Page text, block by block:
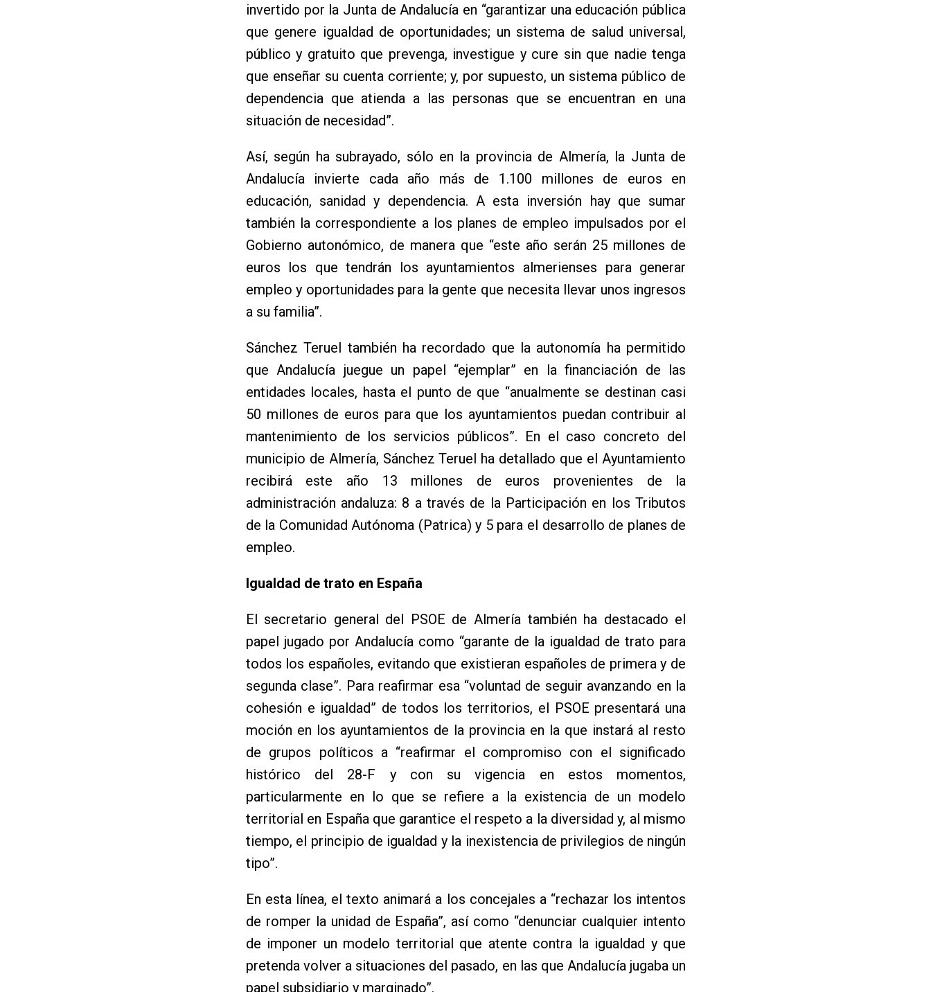
invertido por la Junta de Andalucía en “garantizar una educación pública
que genere igualdad de oportunidades; un sistema de salud universal,
público y gratuito que prevenga, investigue y cure sin que nadie tenga
que enseñar su cuenta corriente; y, por supuesto, un sistema público de
dependencia que atienda a las personas que se encuentran en una
situación de necesidad”.
Así, según ha subrayado, sólo en la provincia de Almería, la Junta de
Andalucía invierte cada año más de 1.100 millones de euros en
educación, sanidad y dependencia. A esta inversión hay que sumar
también la correspondiente a los planes de empleo impulsados por el
Gobierno autonómico, de manera que “este año serán 25 millones de
euros los que tendrán los ayuntamientos almerienses para generar
empleo y oportunidades para la gente que necesita llevar unos ingresos
a su familia”.
Sánchez Teruel también ha recordado que la autonomía ha permitido
que Andalucía juegue un papel “ejemplar” en la financiación de las
entidades locales, hasta el punto de que “anualmente se destinan casi
50 millones de euros para que los ayuntamientos puedan contribuir al
mantenimiento de los servicios públicos”. En el caso concreto del
municipio de Almería, Sánchez Teruel ha detallado que el Ayuntamiento
recibirá este año 13 millones de euros provenientes de la
administración andaluza: 8 a través de la Participación en los Tributos
de la Comunidad Autónoma (Patrica) y 5 para el desarrollo de planes de
empleo.
Igualdad de trato en España
El secretario general del PSOE de Almería también ha destacado el
papel jugado por Andalucía como “garante de la igualdad de trato para
todos los españoles, evitando que existieran españoles de primera y de
segunda clase”. Para reafirmar esa “voluntad de seguir avanzando en la
cohesión e igualdad” de todos los territorios, el PSOE presentará una
moción en los ayuntamientos de la provincia en la que instará al resto
de grupos políticos a “reafirmar el compromiso con el significado
histórico del 28-F y con su vigencia en estos momentos,
particularmente en lo que se refiere a la existencia de un modelo
territorial en España que garantice el respeto a la diversidad y, al mismo
tiempo, el principio de igualdad y la inexistencia de privilegios de ningún
tipo”.
En esta línea, el texto animará a los concejales a “rechazar los intentos
de romper la unidad de España”, así como “denunciar cualquier intento
de imponer un modelo territorial que atente contra la igualdad y que
pretenda volver a situaciones del pasado, en las que Andalucía jugaba un
papel subsidiario y marginado”.